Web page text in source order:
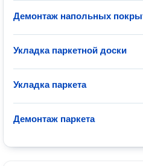
Демонтаж напольных
Укладка паркетной доски
Укладка паркета
Демонтаж паркета